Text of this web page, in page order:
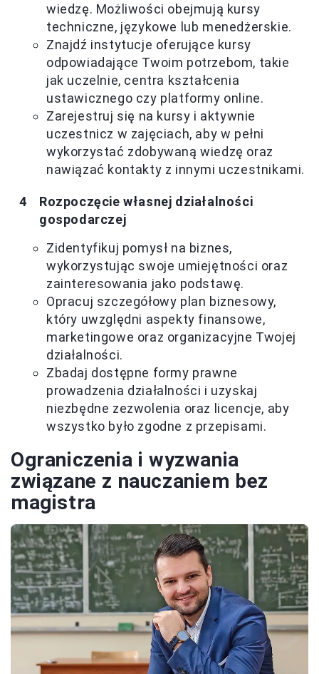
wiedzę. Możliwości obejmują kursy
techniczne, językowe lub menedżerskie.
Znajdź instytucje oferujące kursy
odpowiadające Twoim potrzebom, takie
jak uczelnie, centra kształcenia
ustawicznego czy platformy online.
Zarejestruj się na kursy i aktywnie
uczestnicz w zajęciach, aby w pełni
wykorzystać zdobywaną wiedzę oraz
nawiązać kontakty z innymi uczestnikami.
Rozpoczęcie własnej działalności
gospodarczej
Zidentyfikuj pomysł na biznes,
wykorzystując swoje umiejętności oraz
zainteresowania jako podstawę.
Opracuj szczegółowy plan biznesowy,
który uwzględni aspekty finansowe,
marketingowe oraz organizacyjne Twojej
działalności.
Zbadaj dostępne formy prawne
prowadzenia działalności i uzyskaj
niezbędne zezwolenia oraz licencje, aby
wszystko było zgodne z przepisami.
Ograniczenia i wyzwania
związane z nauczaniem bez
magistra